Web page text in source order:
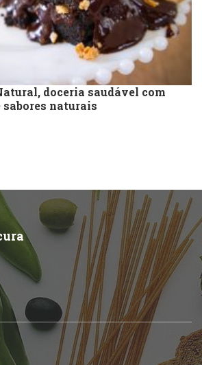
doceria saudável com
naturais